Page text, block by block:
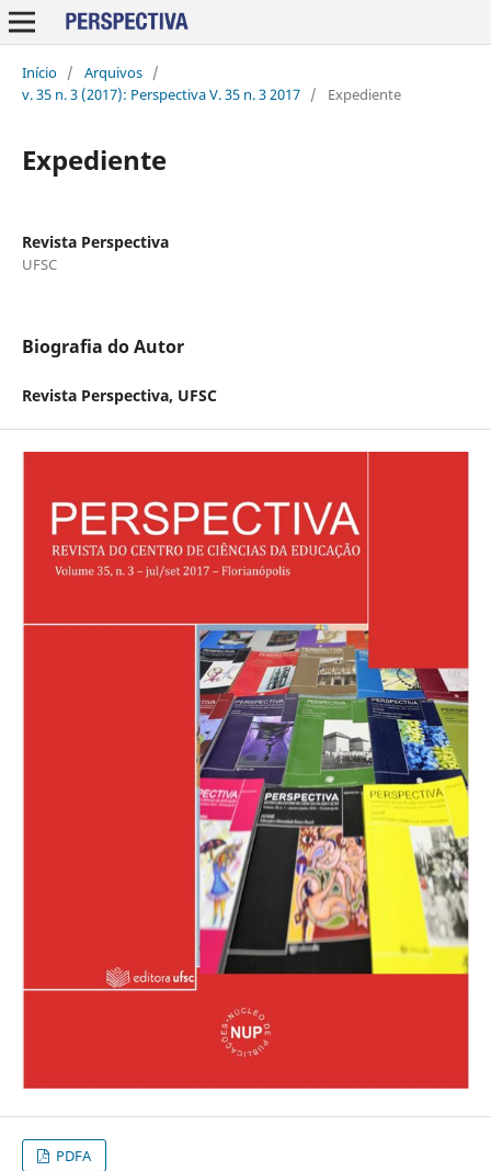
Início / Arquivos /
v. 35 n. 3 (2017): Perspectiva V. 35 n. 3 2017 / Expediente
Expediente
Revista Perspectiva
UFSC
Biografia do Autor
Revista Perspectiva, UFSC
PDFA